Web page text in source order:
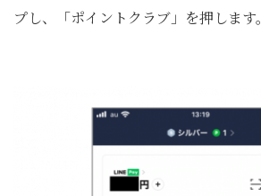
プし、「ポイントクラブ」を押します。